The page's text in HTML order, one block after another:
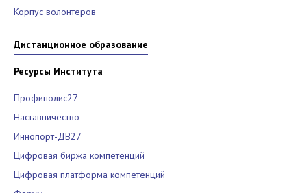
Корпус волонтеров
Дистанционное образование
Ресурсы Института
Профиполис27
Наставничество
Иннопорт-ДВ27
Цифровая биржа компетенций
Цифровая платформа компетенций